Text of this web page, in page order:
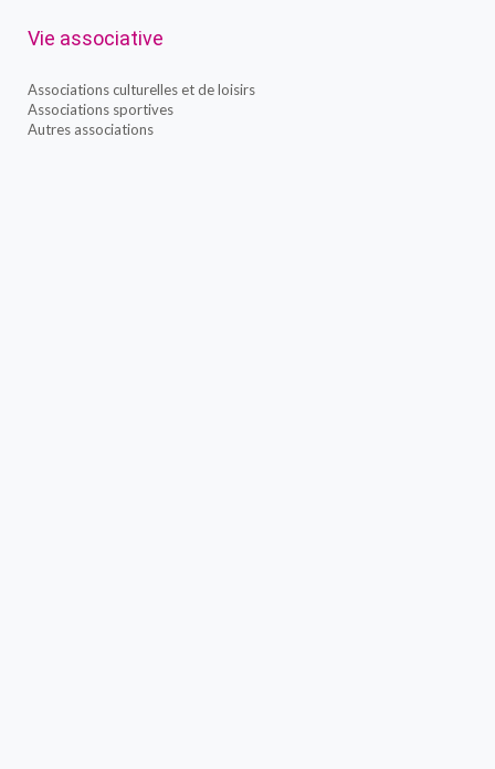
Vie associative
Associations culturelles et de loisirs
Associations sportives
Autres associations